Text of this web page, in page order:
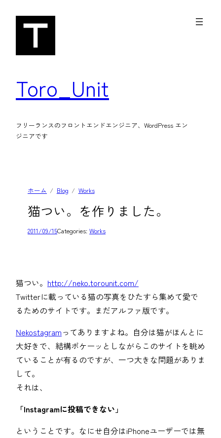
Toro_Unit
フリーランスのフロントエンドエンジニア、WordPress エン
ジニアです
ホーム Blog Works
猫つい。を作りました。
2011/09/15Categories: Works
猫つい。 http://neko.torounit.com/
Twitterに載っている猫の写真をひたすら集めて愛で
るためのサイトです。まだアルファ版です。
Nekostagramってありますよね。自分は猫がほんとに
大好きで、結構ボケーッとしながらこのサイトを眺め
ていることが有るのですが、一つ大きな問題がありま
して。
それは、
「Instagramに投稿できない」
ということです。なにせ自分はiPhoneユーザーでは無